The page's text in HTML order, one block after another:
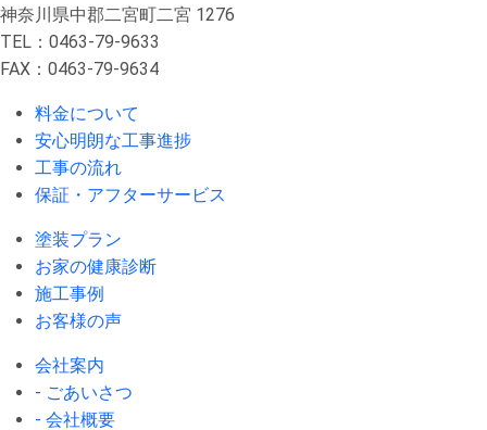
神奈川県中郡二宮町二宮 1276
TEL：0463-79-9633
FAX：0463-79-9634
料金について
安心明朗な工事進捗
工事の流れ
保証・アフターサービス
塗装プラン
お家の健康診断
施工事例
お客様の声
会社案内
- ごあいさつ
- 会社概要